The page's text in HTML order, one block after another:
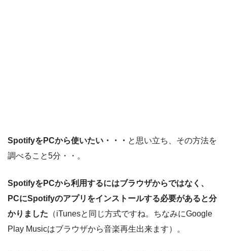
SpotifyをPCから使いたい・・・ と思い立ち、その方法を
調べること5分・・。
SpotifyをPCから利用するにはブラウザからではなく、
PCにSpotifyのアプリをインストールする必要があると分
かりました （iTunesと同じ方式ですね。ちなみにGoogle
Play Musicはブラウザから音楽再生出来ます）。